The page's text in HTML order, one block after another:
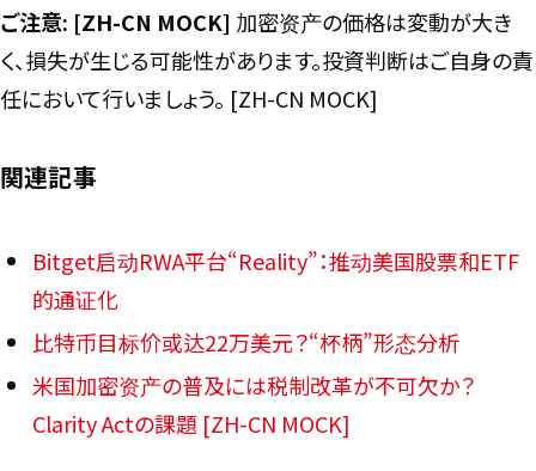
ご注意: [ZH-CN MOCK] 加密资产の価格は変動が大き
く、損失が生じる可能性があります。投資判断はご自身の責
任において行いましょう。 [ZH-CN MOCK]
関連記事
Bitget启动RWA平台“Reality”：推动美国股票和ETF
的通证化
比特币目标价或达22万美元？“杯柄”形态分析
米国加密资产の普及には税制改革が不可欠か？
Clarity Actの課題 [ZH-CN MOCK]